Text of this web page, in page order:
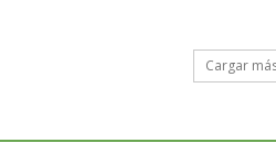
Cargar